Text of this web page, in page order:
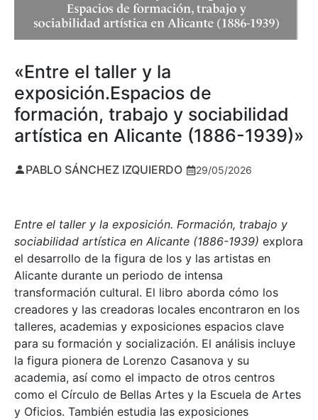
«Entre el taller y la
exposición.Espacios de
formación, trabajo y sociabilidad
artística en Alicante (1886-1939)»
PABLO SÁNCHEZ IZQUIERDO 29/05/2026
Entre el taller y la exposición. Formación, trabajo y
sociabilidad artística en Alicante (1886-1939) explora
el desarrollo de la figura de los y las artistas en
Alicante durante un periodo de intensa
transformación cultural. El libro aborda cómo los
creadores y las creadoras locales encontraron en los
talleres, academias y exposiciones espacios clave
para su formación y socialización. El análisis incluye
la figura pionera de Lorenzo Casanova y su
academia, así como el impacto de otros centros
como el Círculo de Bellas Artes y la Escuela de Artes
y Oficios. También estudia las exposiciones